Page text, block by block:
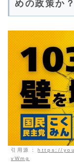
めの政策か？
引用源 :https://
vWmg